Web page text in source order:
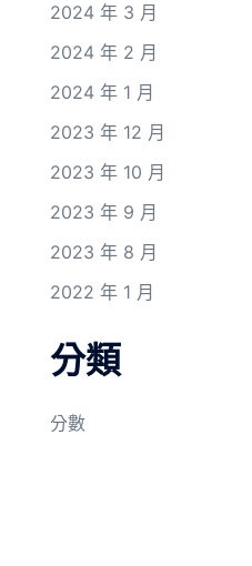
2024 年 3 月
2024 年 2 月
2024 年 1 月
2023 年 12 月
2023 年 10 月
2023 年 9 月
2023 年 8 月
2022 年 1 月
分類
分數